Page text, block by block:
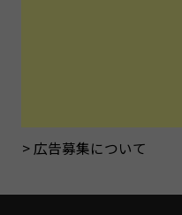
広告募集について